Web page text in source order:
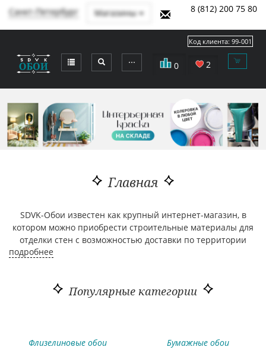
Санкт-Петербург Магазины 8 (812) 200 75 80
⋯ 0 2
Код клиента: 99-001
Главная
SDVK-Обои известен как крупный интернет-магазин, в
котором можно приобрести строительные материалы для
отделки стен с возможностью доставки по территории
Санкт-Петербурга, и еще в 92 города России (до пункта
европейских стран (Италии, Германии, Франции). Своим
интересным дизайном.
подробнее
Популярные категории
Флизелиновые обои Бумажные обои